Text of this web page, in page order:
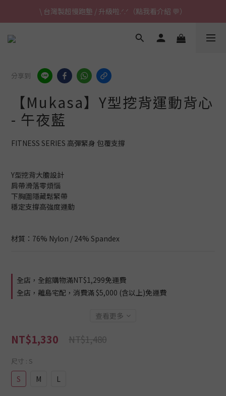
\ 台灣製超慢跑墊 / 升級啦.ᐟ.ᐟ（點我看介紹 💬）
\ 台灣製超慢跑墊 / 升級啦.ᐟ.ᐟ（點我看介紹 💬）
✈ 港澳免運｜滿HK$1,239免運 (指定商品)
分享到
【Mukasa】Y型挖背運動背心
- 午夜藍
FITNESS SERIES 高彈緊身 包覆支撐
Y型挖背大膽設計
肩帶滑落零煩惱
下胸圍隱藏鬆緊帶
穩定支撐高強度運動
材質：76% Nylon / 24% Spandex
全店，全館購物滿NT$1,299免運費
全店，離島宅配，消費滿 $5,000 (含以上)免運費
查看更多
NT$1,330 NT$1,480
尺寸 : S
S M L